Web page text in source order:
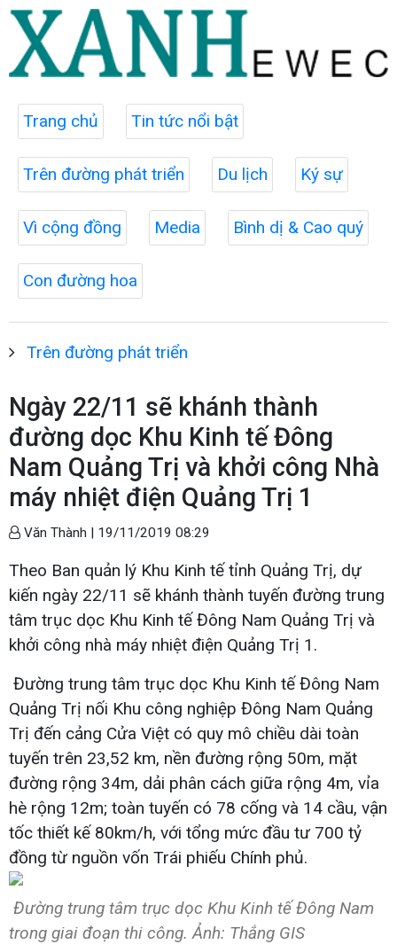
Trang chủ Tin tức nổi bật
Trên đường phát triển Du lịch Ký sự
Vì cộng đồng Media Bình dị & Cao quý
Con đường hoa
Trên đường phát triển
Ngày 22/11 sẽ khánh thành
đường dọc Khu Kinh tế Đông
Nam Quảng Trị và khởi công Nhà
máy nhiệt điện Quảng Trị 1
Văn Thành | 19/11/2019 08:29
Theo Ban quản lý Khu Kinh tế tỉnh Quảng Trị, dự
kiến ngày 22/11 sẽ khánh thành tuyến đường trung
tâm trục dọc Khu Kinh tế Đông Nam Quảng Trị và
khởi công nhà máy nhiệt điện Quảng Trị 1.
Đường trung tâm trục dọc Khu Kinh tế Đông Nam
Quảng Trị nối Khu công nghiệp Đông Nam Quảng
Trị đến cảng Cửa Việt có quy mô chiều dài toàn
tuyến trên 23,52 km, nền đường rộng 50m, mặt
đường rộng 34m, dải phân cách giữa rộng 4m, vỉa
hè rộng 12m; toàn tuyến có 78 cống và 14 cầu, vận
tốc thiết kế 80km/h, với tổng mức đầu tư 700 tỷ
đồng từ nguồn vốn Trái phiếu Chính phủ.
Đường trung tâm trục dọc Khu Kinh tế Đông Nam
trong giai đoạn thi công. Ảnh: Thắng GIS